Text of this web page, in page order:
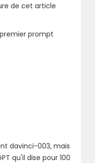
de cet article
prompt
davinci-003, mais
qu'il dise pour 100